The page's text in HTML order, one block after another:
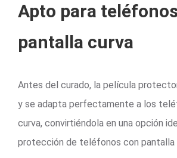
Apto para
pantalla curva
Antes del curado, la película
y se adapta perfectamente a los
curva, convirtiéndola en una opción
protección de teléfonos con pantalla